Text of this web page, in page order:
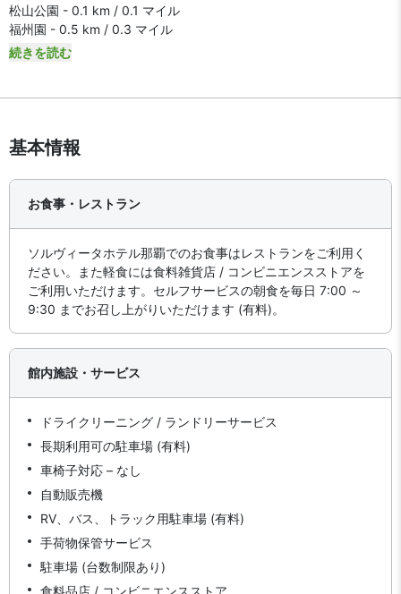
松山公園 - 0.1 km / 0.1 マイル
福州園 - 0.5 km / 0.3 マイル
続きを読む
基本情報
お食事・レストラン
ソルヴィータホテル那覇でのお食事はレストランをご利用く
ださい。また軽食には食料雑貨店 / コンビニエンスストアを
ご利用いただけます。セルフサービスの朝食を毎日 7:00 ～
9:30 までお召し上がりいただけます (有料)。
館内施設・サービス
ドライクリーニング / ランドリーサービス
長期利用可の駐車場 (有料)
車椅子対応 – なし
自動販売機
RV、バス、トラック用駐車場 (有料)
手荷物保管サービス
駐車場 (台数制限あり)
食料品店 / コンビニエンスストア